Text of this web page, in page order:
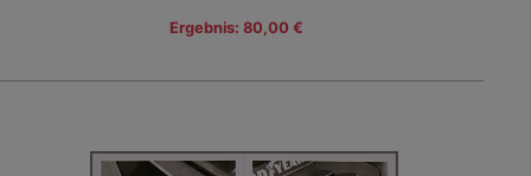
Ergebnis: 80,00 €